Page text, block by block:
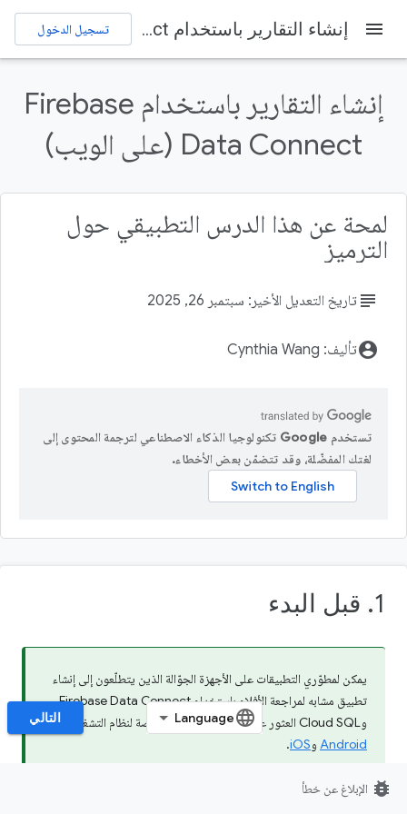
Firebase
Firebase Codelabs
على هذه الصفحة
1. قبل البدء
ما ستتعلمه
المتطلبات
menu إنشاء التقارير باستخدام Firebase Data Connect (على الويب) تسجيل الدخول
إنشاء التقارير باستخدام Firebase
Data Connect (على الويب)
لمحة عن هذا الدرس التطبيقي حول
الترميز
subject تاريخ التعديل الأخير: سبتمبر 26, 2025
account_circleتأليف: Cynthia Wang
تستخدم Google تكنولوجيا الذكاء الاصطناعي لترجمة المحتوى إلى
لغتك المفضّلة، وقد تتضمّن بعض الأخطاء.
1. قبل البدء
يمكن لمطوّري التطبيقات على الأجهزة الجوّالة الذين يتطلّعون إلى إنشاء
تطبيق مشابه لمراجعة الأفلام باستخدام Firebase Data Connect
وCloud SQL العثور على دروس برمجية مخصّصة لنظام التشغيل
Android وiOS
.
التالي
bug_report الإبلاغ عن خطأ